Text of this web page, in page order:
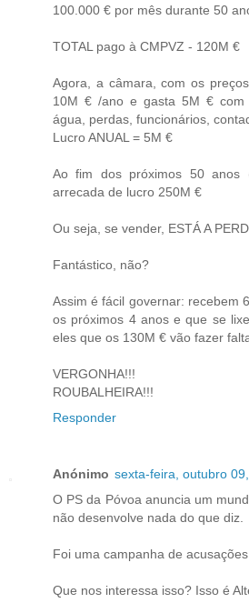
100.000 € por mês durante 50
TOTAL pago à CMPVZ - 120M €
Agora, a câmara, com os
10M € /ano e gasta 5M € com
água, perdas, funcionários,
Lucro ANUAL = 5M €
Ao fim dos próximos 50 anos
arrecada de lucro 250M €
Ou seja, se vender, ESTÁ A
Fantástico, não?
Assim é fácil governar: recebem
os próximos 4 anos e que se
eles que os 130M € vão fazer
VERGONHA!!!
ROUBALHEIRA!!!
Responder
Anónimo sexta-feira, outubro
O PS da Póvoa anuncia um
não desenvolve nada do que diz.
Foi uma campanha de acusações
Que nos interessa isso? Isso é